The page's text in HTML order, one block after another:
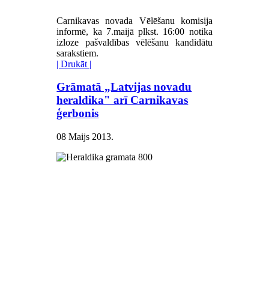
Carnikavas novada Vēlēšanu komisija
informē, ka 7.maijā plkst. 16:00 notika
izloze pašvaldības vēlēšanu kandidātu
sarakstiem.
| Drukāt |
Grāmatā „Latvijas novadu
heraldika" arī Carnikavas
ģerbonis
08 Maijs 2013.